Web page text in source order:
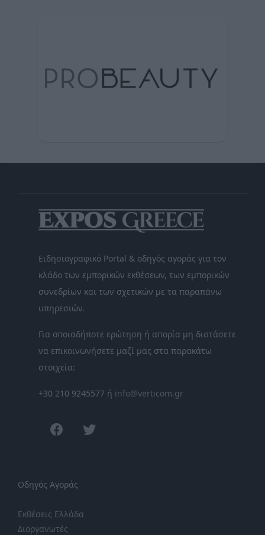
Ειδησιογραφικό Portal & οδηγός αγοράς για τον
κλάδο των εμπορικών εκθέσεων, των εμπορικών
συνεδρίων και των σχετικών με τα παραπάνω
υπηρεσιών.
Για οποιαδήποτε ερώτηση ή απορία μη διστάσετε
να επικοινωνήσετε μαζί μας στα παρακάτω
στοιχεία:
+30 210 9245577 ή info@verticom.gr
facebook
Οδηγός Αγοράς
Εκθέσεις Ελλάδα
Διοργανωτές